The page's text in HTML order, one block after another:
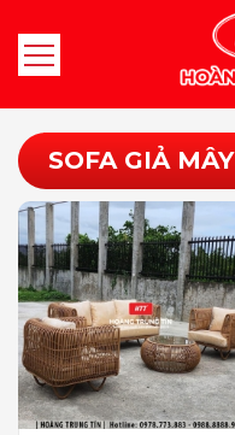
SOFA GIẢ MÂY